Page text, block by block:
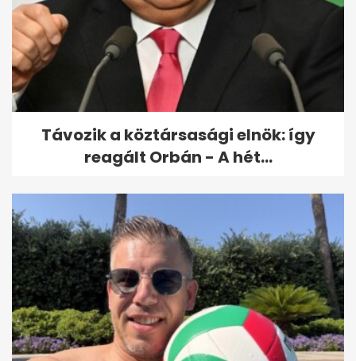
Dobrev Klára vagy Márki-Zay
Péter? Szombat este zárul a
szavazás
Távozik a köztársasági elnök: így
reagált Orbán - A hét...